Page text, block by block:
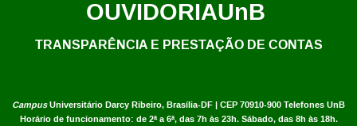
CampusUniversitário Darcy Ribeiro, Brasília-DF | CEP 70910-900 Telefones UnB
Horário de funcionamento: de 2ª a 6ª, das 7h às 23h. Sábado, das 8h às 18h.
OUVIDORIAUnB
TRANSPARÊNCIA E PRESTAÇÃO DE CONTAS